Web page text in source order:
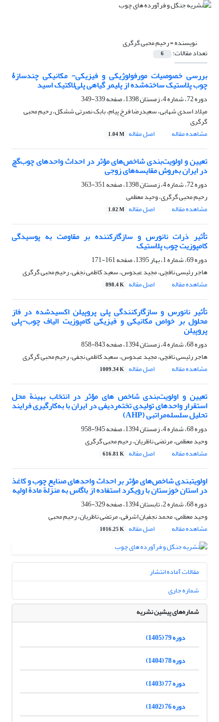
نویسنده =رحیم محبی گرگری
تعداد مقالات: 6
بررسی خصوصیات مورفولوژیکی و فیزیکی- مکانیکی چندسازۀ
چوب پلاستیک ساخته‌شده از پلیمر گیاهی پلی‌لاکتیک اسید
دوره 72، شماره 4، زمستان 1398، صفحه
339-349
میلاد اسدی شهابی، سعیدرضا فرخ پیام، بابک نصرتی ششکل، رحیم محبی
گرگری
مشاهده مقاله
اصل مقاله 1.04 M
تعیین و اولویت‌بندی شاخص‌های مؤثر در احداث واحدهای چوب‌گچ
در ایران به‌روش مقایسه‌های زوجی
دوره 72، شماره 4، زمستان 1398، صفحه
351-363
رحیم محبی گرگری، وحید معظمی
مشاهده مقاله
اصل مقاله 1.02 M
تأثیر ذرات نانورس و سازگارکننده بر مقاومت به پوسیدگی
کامپوزیت چوب ‌پلاستیک
دوره 69، شماره 1، بهار 1395، صفحه
161-171
هاجر رئیسی نافچی، مجید عبدوس، سعید کاظمی نجفی، رحیم محبی گرگری
مشاهده مقاله
اصل مقاله 898.4 K
تأثیر نانورس و سازگارکنندگی پلی پروپیلن اکسیدشده در فاز
محلول بر خواص مکانیکی و فیزیکی کامپوزیت الیاف چوب-پلی
پروپیلن
دوره 68، شماره 4، زمستان 1394، صفحه
843-858
هاجر رئیسی نافچی، مجید عبدوس، سعید کاظمی نجفی، رحیم محبی گرگری
مشاهده مقاله
اصل مقاله 1009.34 K
تعیین و اولویت‌بندی شاخص ‏های مؤثر در انتخاب بهینة محل
استقرار واحدهای تولیدی تخته‌ردیفی در ایران با به‌کارگیری فرایند
تحلیل سلسله‌مراتبی (AHP)
دوره 68، شماره 4، زمستان 1394، صفحه
945-958
وحید معظمی، مرتضی ناظریان، رحیم محبی گرگری
مشاهده مقاله
اصل مقاله 616.81 K
اولویت‏بندی شاخص‌های مؤثر بر احداث واحدهای صنایع چوب و کاغذ
در استان خوزستان با رویکرد استفاده از باگاس به منزلة مادة اولیه
دوره 68، شماره 2، تابستان 1394، صفحه
329-346
وحید معظمی، محمد نجفیان اشرفی، مرتضی ناظریان، رحیم محبی
مشاهده مقاله
اصل مقاله 1016.25 K
مقالات آماده انتشار
شماره جاری
شماره‌های پیشین نشریه
دوره 79 (1405)
دوره 78 (1404)
دوره 77 (1403)
دوره 76 (1402)